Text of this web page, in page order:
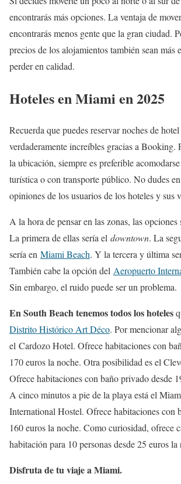
encontrarás más opciones. La ventaja de
encontrarás menos gente que la gran ciudad.
precios de los alojamientos también sean más
perder en calidad.
Hoteles en Miami en 2025
Recuerda que puedes reservar noches de
verdaderamente increíbles gracias a Booking.
la ubicación, siempre es preferible
turística o con transporte público. No dudes
opiniones de los usuarios de los hoteles y sus
A la hora de pensar en las zonas, las opciones
La primera de ellas sería el downtown. La
sería en Miami Beach. Y la tercera y última
También cabe la opción del Aeropuerto
Sin embargo, el ruido puede ser un problema.
En South Beach tenemos todos los hoteles
Distrito Histórico Art Déco. Por mencionar
el Cardozo Hotel. Ofrece habitaciones con
170 euros la noche. Otra posibilidad es el
Ofrece habitaciones con baño privado desde
A cinco minutos a pie de la playa está el
International Hostel. Ofrece habitaciones con
160 euros la noche. Como curiosidad, ofrece
habitación para 10 personas desde 25 euros la
Disfruta de tu viaje a Miami.